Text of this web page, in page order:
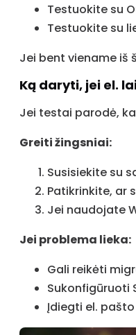
Testuokite su
Testuokite su
Jei bent viename iš
Ką daryti, jei el.
Jei testai parodė,
Greiti žingsniai:
Susisiekite su
Patikrinkite, ar
Jei naudojate
Jei problema lieka:
Gali reikėti
Sukonfigūruoti
Įdiegti el. pašto